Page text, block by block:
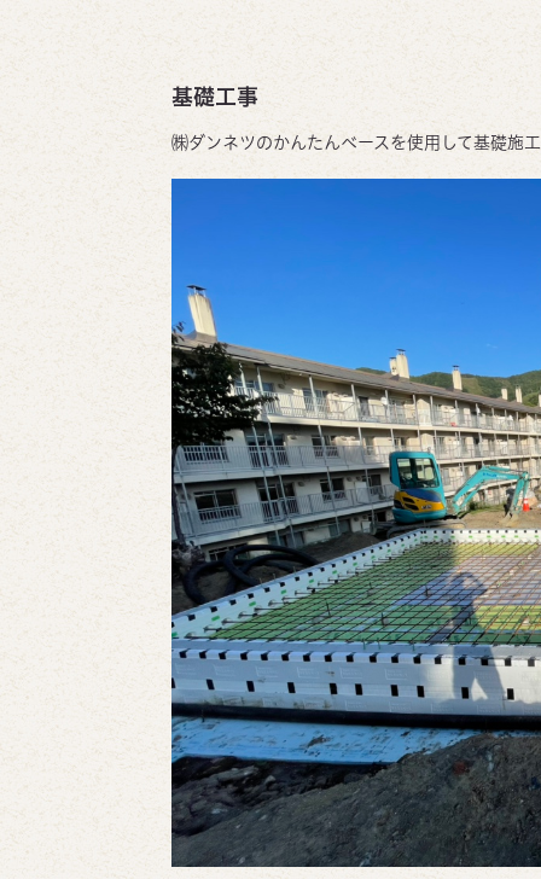
基礎工事
㈱ダンネツのかんたんベースを使用して基礎施